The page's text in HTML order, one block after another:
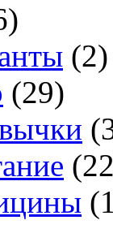
(2)
(29)